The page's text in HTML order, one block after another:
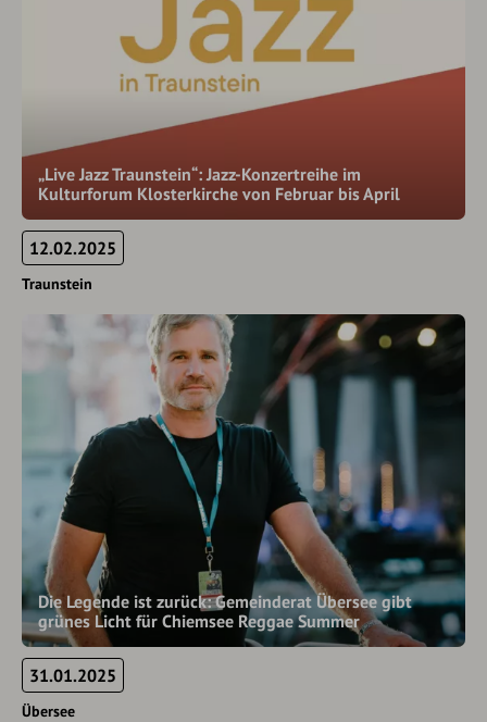
„Live Jazz Traunstein“: Jazz-Konzertreihe im
Kulturforum Klosterkirche von Februar bis April
12.02.2025
Traunstein
Die Legende ist zurück: Gemeinderat Übersee gibt
grünes Licht für Chiemsee Reggae Summer
31.01.2025
Übersee